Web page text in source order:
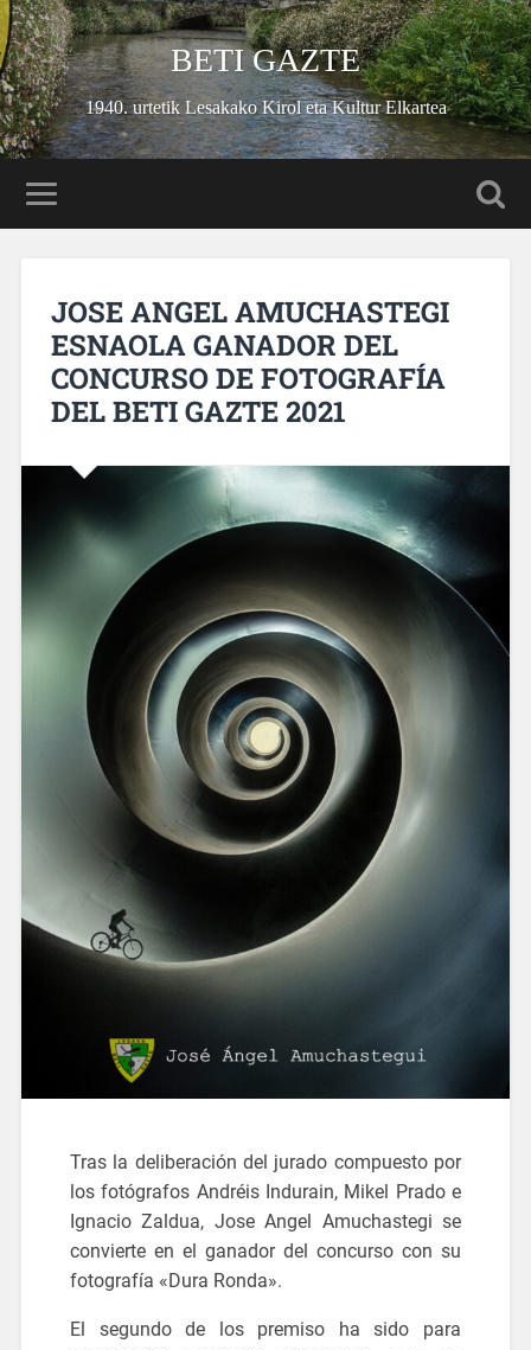
BETI GAZTE
1940. urtetik Lesakako Kirol eta Kultur Elkartea
JOSE ANGEL AMUCHASTEGI
ESNAOLA GANADOR DEL
CONCURSO DE FOTOGRAFÍA
DEL BETI GAZTE 2021
Tras la deliberación del jurado compuesto por
los fotógrafos Andréis Indurain, Mikel Prado e
Ignacio Zaldua, Jose Angel Amuchastegi se
convierte en el ganador del concurso con su
fotografía «Dura Ronda».
El segundo de los premiso ha sido para